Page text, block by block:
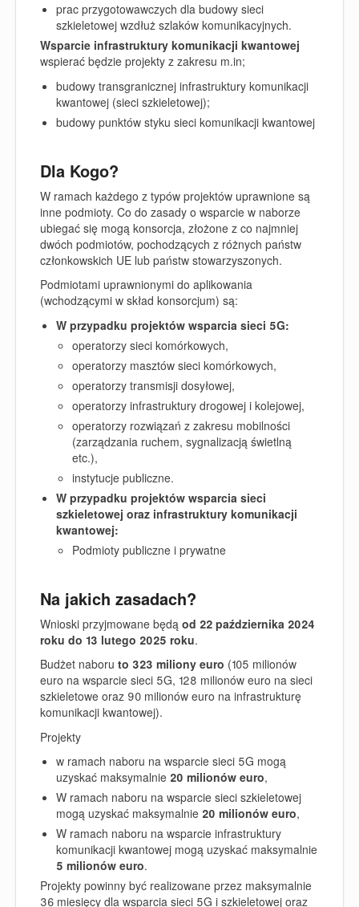
prac przygotowawczych dla budowy sieci
szkieletowej wzdłuż szlaków komunikacyjnych.
Wsparcie infrastruktury komunikacji kwantowej
wspierać będzie projekty z zakresu m.in;
budowy transgranicznej infrastruktury komunikacji
kwantowej (sieci szkieletowej);
budowy punktów styku sieci komunikacji kwantowej
Dla Kogo?
W ramach każdego z typów projektów uprawnione są
inne podmioty. Co do zasady o wsparcie w naborze
ubiegać się mogą konsorcja, złożone z co najmniej
dwóch podmiotów, pochodzących z różnych państw
członkowskich UE lub państw stowarzyszonych.
Podmiotami uprawnionymi do aplikowania
(wchodzącymi w skład konsorcjum) są:
W przypadku projektów wsparcia sieci 5G:
operatorzy sieci komórkowych,
operatorzy masztów sieci komórkowych,
operatorzy transmisji dosyłowej,
operatorzy infrastruktury drogowej i kolejowej,
operatorzy rozwiązań z zakresu mobilności
(zarządzania ruchem, sygnalizacją świetlną
etc.),
instytucje publiczne.
W przypadku projektów wsparcia sieci
szkieletowej oraz infrastruktury komunikacji
kwantowej:
Podmioty publiczne i prywatne
Na jakich zasadach?
Wnioski przyjmowane będą od 22 października 2024
roku do 13 lutego 2025 roku.
Budżet naboru to 323 miliony euro (105 milionów
euro na wsparcie sieci 5G, 128 milionów euro na sieci
szkieletowe oraz 90 milionów euro na infrastrukturę
komunikacji kwantowej).
Projekty
w ramach naboru na wsparcie sieci 5G mogą
uzyskać maksymalnie 20 milionów euro,
W ramach naboru na wsparcie sieci szkieletowej
mogą uzyskać maksymalnie 20 milionów euro,
W ramach naboru na wsparcie infrastruktury
komunikacji kwantowej mogą uzyskać maksymalnie
5 milionów euro.
Projekty powinny być realizowane przez maksymalnie
36 miesięcy dla wsparcia sieci 5G i szkieletowej oraz